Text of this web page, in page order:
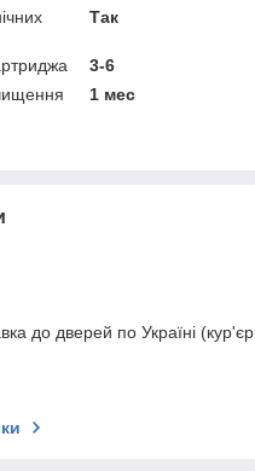
Так
3-6
1 мес
до дверей по Україні